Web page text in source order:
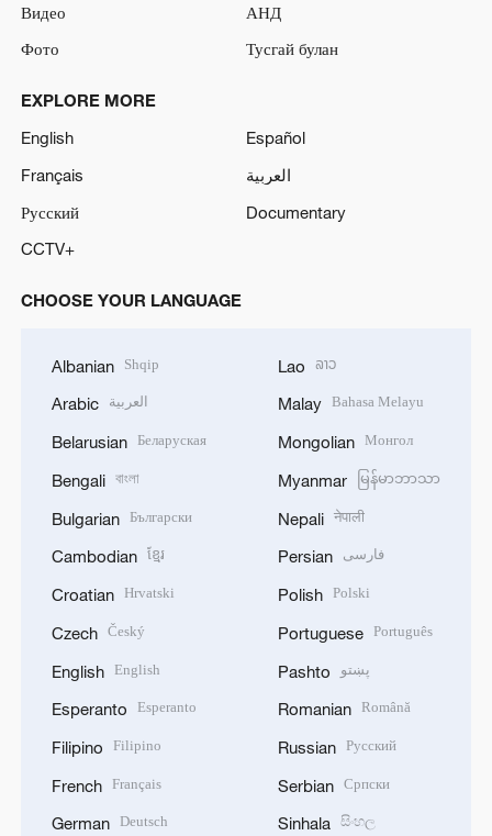
Видео
АНД
Фото
Тусгай булан
EXPLORE MORE
English
Español
Français
العربية
Русский
Documentary
CCTV+
CHOOSE YOUR LANGUAGE
Albanian Shqip
Arabic العربية
Belarusian Беларуская
Bengali বাংলা
Bulgarian Български
Cambodian ខ្មែរ
Croatian Hrvatski
Czech Český
English English
Esperanto Esperanto
Filipino Filipino
French Français
German Deutsch
Lao ລາວ
Malay Bahasa Melayu
Mongolian Монгол
Myanmar မြန်မာဘာသာ
Nepali नेपाली
Persian فارسی
Polish Polski
Portuguese Português
Pashto پښتو
Romanian Română
Russian Русский
Serbian Српски
Sinhala සිංහල